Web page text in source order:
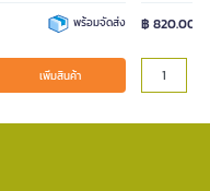
พร้อมจัดส่ง
เพิ่มสินค้า
฿ 820.00